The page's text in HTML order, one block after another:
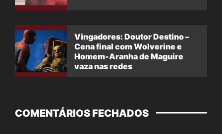
Vingadores: Doutor Destino –
Cena final com Wolverine e
Homem-Aranha de Maguire
vaza nas redes
COMENTÁRIOS FECHADOS